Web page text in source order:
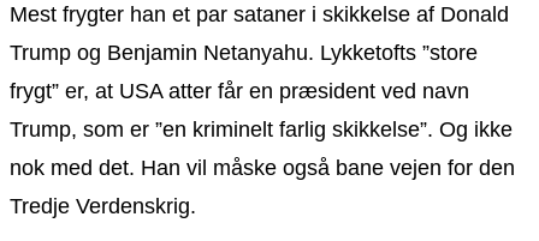
Mest frygter han et par sataner i skikkelse af Donald
Trump og Benjamin Netanyahu. Lykketofts ”store
frygt” er, at USA atter får en præsident ved navn
Trump, som er ”en kriminelt farlig skikkelse”. Og ikke
nok med det. Han vil måske også bane vejen for den
Tredje Verdenskrig.